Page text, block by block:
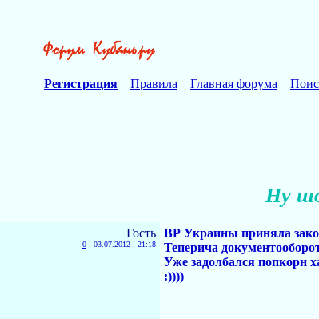
Регистрация Правила Главная форума
Ну
Гость
0 - 03.07.2012 - 21:18
ВР Украины приняла
Теперича
Уже задолбался попкорн
:))))